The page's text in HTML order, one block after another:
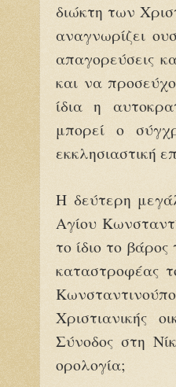
διώκτη των
αναγνωρίζει
απαγορεύσεις
και να
ίδια η
μπορεί ο
εκκλησιαστική
Η δεύτερη
Αγίου
το ίδιο το
καταστροφέας
Χριστιανικής
Σύνοδος στη
ορολογία;